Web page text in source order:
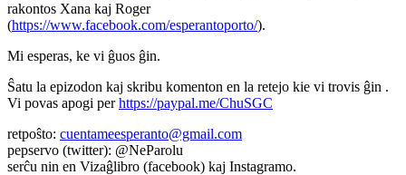
rakontos Xana kaj Roger
(https://www.facebook.com/esperantoporto/).
Mi esperas, ke vi ĝuos ĝin.
Ŝatu la epizodon kaj skribu komenton en la retejo kie vi trovis ĝin .
Vi povas apogi perhttps://paypal.me/ChuSGC
retpoŝto: cuentameesperanto@gmail.com
pepservo (twitter): @NeParolu
serĉu nin en Vizaĝlibro (facebook) kaj Instagramo.